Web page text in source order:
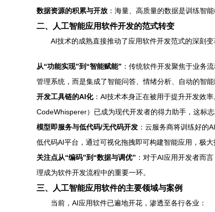
数据资源的积累与开放 ：海量、高质量的数据是训练智
二、人工智能应用软件开发的范式转变
AI技术的成熟直接推动了应用软件开发范式的深刻变
从“功能实现”到“智能赋能” ：传统软件开发聚焦于业务
管理系统，而是集成了智能问答、情绪分析、自动的智能
开发工具链的AI化：AI技术本身正在被用于提升开发效
CodeWhisperer）已成为现代开发者的得力助手，这标
模型即服务与低代码/无代码开发 ：云服务商将训练好的
低代码AI平台，通过可视化拖拽即可构建智能应用，极大
关注点从“编码”到“数据与调优” ：对于AI应用开发者而
理成为软件开发流程中的重要一环。
三、人工智能应用软件的主要领域与案例
当前，AI应用软件已遍地开花，渗透至各行各业：